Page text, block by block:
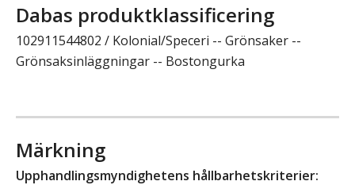
Dabas produktklassificering
102911544802 / Kolonial/Speceri -- Grönsaker --
Grönsaksinläggningar -- Bostongurka
Märkning
Upphandlingsmyndighetens hållbarhetskriterier: